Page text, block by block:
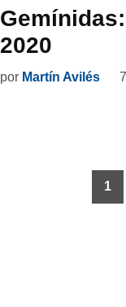
2020
por Martín Avilés
1